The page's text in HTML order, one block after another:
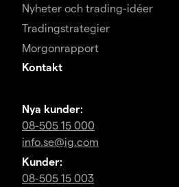
Nyheter och trading-idéer
Tradingstrategier
Morgonrapport
Kontakt
Nya kunder:
08-505 15 000
info.se@ig.com
Kunder:
08-505 15 003